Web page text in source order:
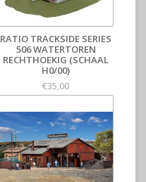
RATIO TRACKSIDE SERIES
506 WATERTOREN
RECHTHOEKIG (SCHAAL
H0/00)
€35,00